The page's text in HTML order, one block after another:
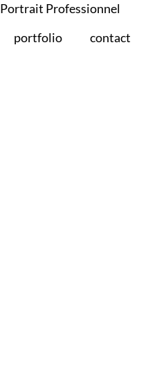
Portrait Professionnel
portfolio contact